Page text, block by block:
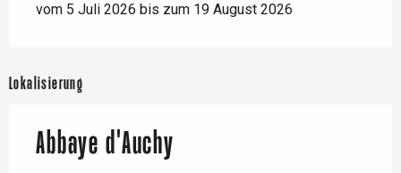
vom 5 Juli 2026 bis zum 19 August 2026
Lokalisierung
Abbaye d'Auchy